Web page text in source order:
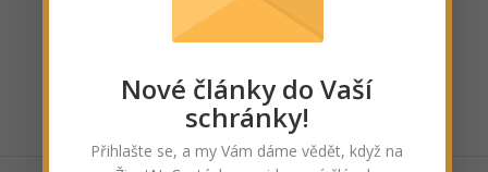
Nové články do Vaší
schránky!
Přihlašte se, a my Vám dáme vědět, když na